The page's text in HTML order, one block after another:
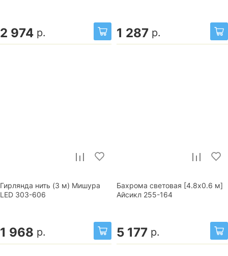
2 974 р. 1 287 р.
Гирлянда нить (3 м) Мишура
LED 303-606
1 968 р.
Бахрома световая [4.8х0.6 м]
Айсикл 255-164
5 177 р.